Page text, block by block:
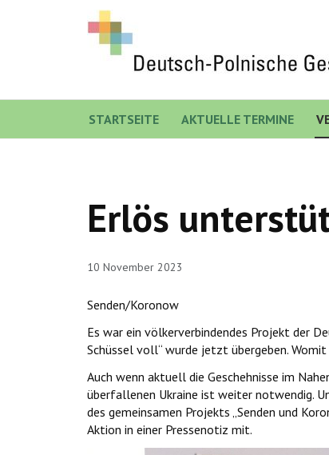
STARTSEITE AKTUELLE TERMINE
Erlös
10 November 2023
Senden/Koronow
Es war ein völkerverbindendes Projekt der
Schüssel voll“ wurde jetzt übergeben.
Auch wenn aktuell die Geschehnisse im
überfallenen Ukraine ist weiter notwendig.
des gemeinsamen Projekts „Senden und
Aktion in einer Pressenotiz mit.